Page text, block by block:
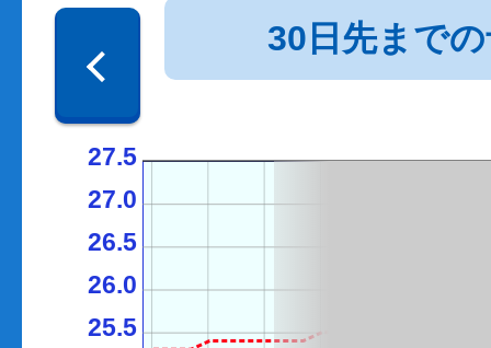
30日先まで
25.5
26.0
26.5
27.0
27.5